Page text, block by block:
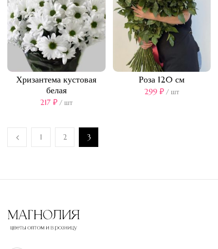
Хризантема кустовая
белая
217₽ / шт
Роза 120 см
299₽ / шт
1 2 3